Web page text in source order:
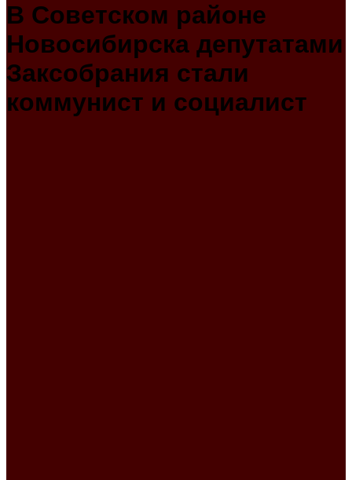
В Советском районе
Новосибирска депутатами
Заксобрания стали
коммунист и социалист